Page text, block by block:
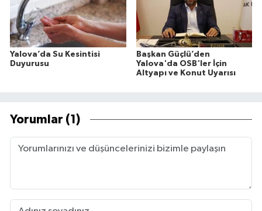
Yalova’da Su Kesintisi
Duyurusu
Başkan Güçlü’den
Yalova'da OSB'ler İçin
Altyapı ve Konut Uyarısı
Yorumlar (1)